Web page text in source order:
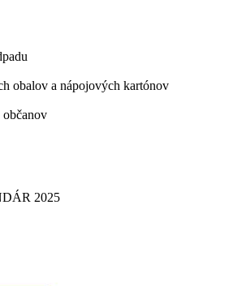
obalov a nápojových kartónov
2025